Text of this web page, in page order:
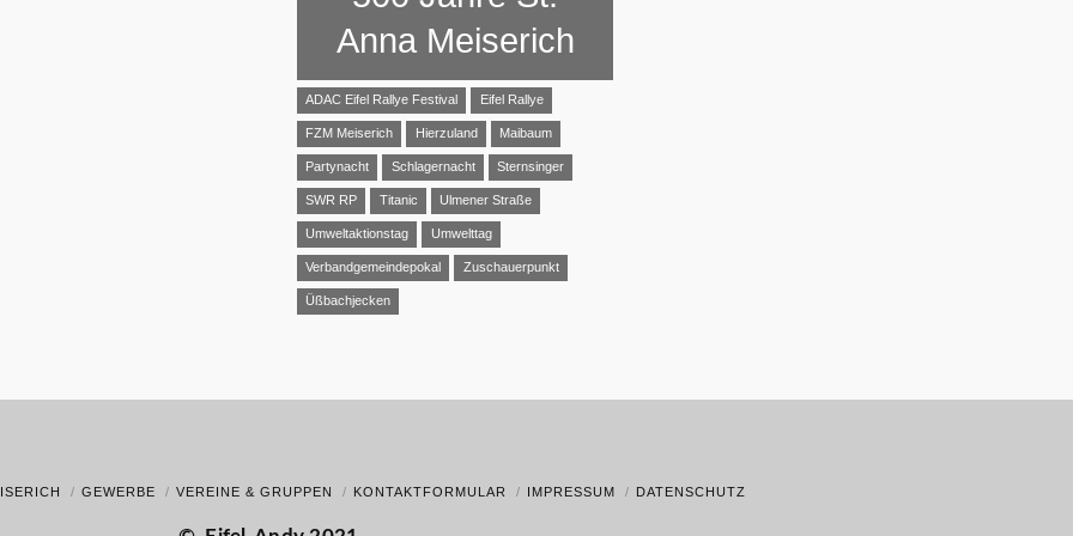
Anna Meiserich
ADAC Eifel Rallye Festival Eifel Rallye
FZM Meiserich Hierzuland Maibaum
Partynacht Schlagernacht Sternsinger
SWR RP Titanic Ulmener Straße
Umweltaktionstag Umwelttag
Verbandgemeindepokal Zuschauerpunkt
Üßbachjecken
GEWERBE VEREINE & GRUPPEN KONTAKTFORMULAR IMPRESSUM DATENSCHUTZ